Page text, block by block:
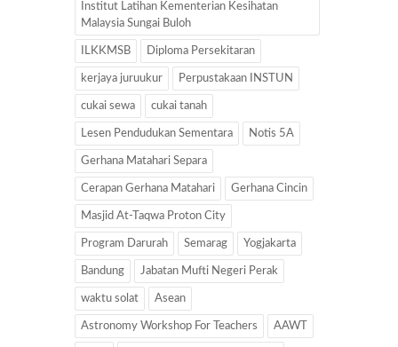
Institut Latihan Kementerian Kesihatan
Malaysia Sungai Buloh
ILKKMSB Diploma Persekitaran
kerjaya juruukur Perpustakaan INSTUN
cukai sewa cukai tanah
Lesen Pendudukan Sementara Notis 5A
Gerhana Matahari Separa
Cerapan Gerhana Matahari Gerhana Cincin
Masjid At-Taqwa Proton City
Program Darurah Semarag Yogjakarta
Bandung Jabatan Mufti Negeri Perak
waktu solat Asean
Astronomy Workshop For Teachers AAWT